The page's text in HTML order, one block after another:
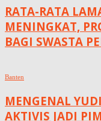
RATA-RATA
MENINGKAT,
BAGI SWASTA
Banten
MENGENAL
AKTIVIS JADI